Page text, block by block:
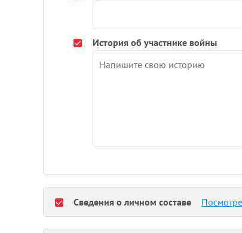
История об участнике войны
Сведения о личном составе